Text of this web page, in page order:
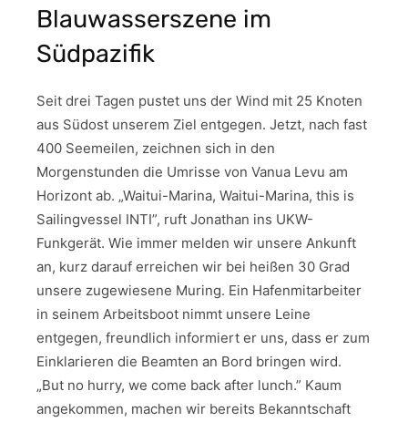
Blauwasserszene im
Südpazifik
Seit drei Tagen pustet uns der Wind mit 25 Knoten
aus Südost unserem Ziel entgegen. Jetzt, nach fast
400 Seemeilen, zeichnen sich in den
Morgenstunden die Umrisse von Vanua Levu am
Horizont ab. „Waitui-Marina, Waitui-Marina, this is
Sailingvessel INTI”, ruft Jonathan ins UKW-
Funkgerät. Wie immer melden wir unsere Ankunft
an, kurz darauf erreichen wir bei heißen 30 Grad
unsere zugewiesene Muring. Ein Hafenmitarbeiter
in seinem Arbeitsboot nimmt unsere Leine
entgegen, freundlich informiert er uns, dass er zum
Einklarieren die Beamten an Bord bringen wird.
„But no hurry, we come back after lunch.” Kaum
angekommen, machen wir bereits Bekanntschaft